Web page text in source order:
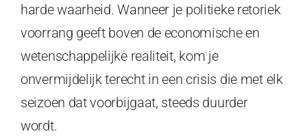
harde waarheid. Wanneer je politieke retoriek
voorrang geeft boven de economische en
wetenschappelijke realiteit, kom je
onvermijdelijk terecht in een crisis die met elk
seizoen dat voorbijgaat, steeds duurder
wordt.